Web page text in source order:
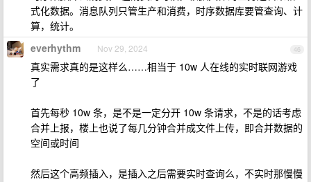
式化数据。消息队列只管生产和消费，时序数据库要管查询、计
算，统计。
46
everhythm Nov 29, 2024
真实需求真的是这样么……相当于 10w 人在线的实时联网游戏
了
首先每秒 10w 条，是不是一定分开 10w 条请求，不是的话考虑
合并上报，楼上也说了每几分钟合并成文件上传，即合并数据的
空间或时间
然后这个高频插入，是插入之后需要实时查询么，不实时那慢慢